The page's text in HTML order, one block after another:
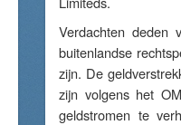
Verdachten deden
buitenlandse
zijn. De
zijn volgens het
geldstromen te